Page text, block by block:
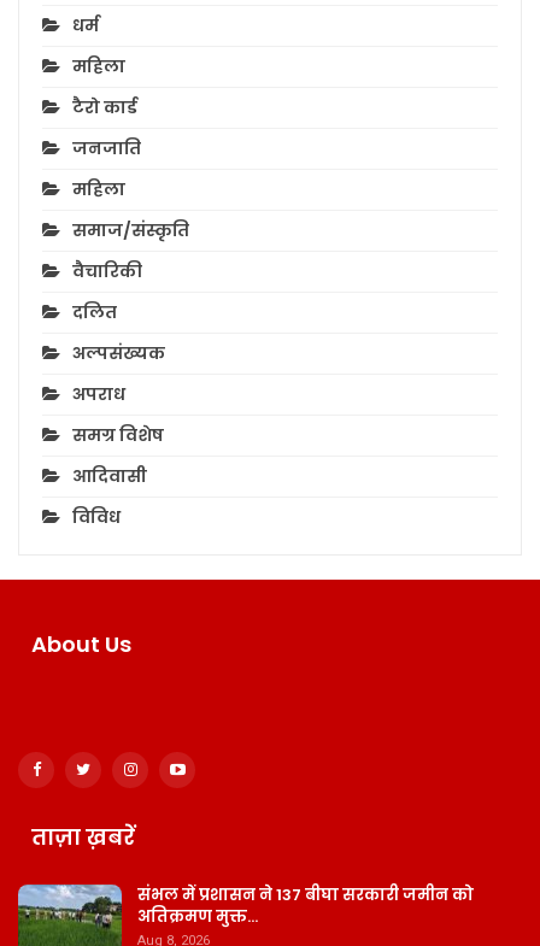
धर्म
महिला
टैरो कार्ड
जनजाति
महिला
समाज/संस्कृति
वैचारिकी
दलित
अल्पसंख्यक
अपराध
समग्र विशेष
आदिवासी
विविध
About Us
ताज़ा ख़बरें
संभल में प्रशासन ने 137 बीघा सरकारी जमीन को
अतिक्रमण मुक्त…
Aug 8, 2026